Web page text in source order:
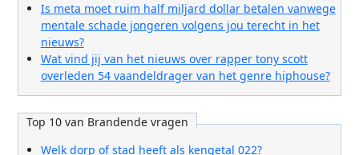
Is meta moet ruim half miljard dollar betalen vanwege
mentale schade jongeren volgens jou terecht in het
nieuws?
Wat vind jij van het nieuws over rapper tony scott
overleden 54 vaandeldrager van het genre hiphouse?
Top 10 van Brandende vragen
Welk dorp of stad heeft als kengetal 022?